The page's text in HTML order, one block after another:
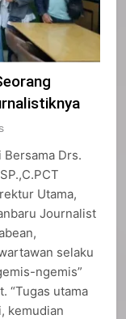
Drs.
Utama,
Journalist
selaku
ngemis”
“Tugas utama
kemudian